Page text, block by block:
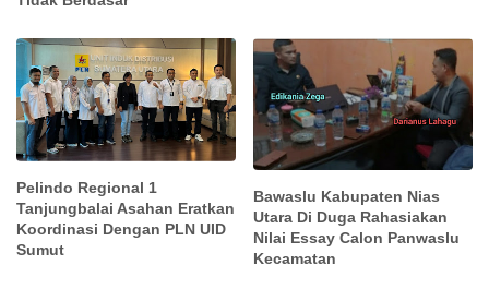
Pelindo Regional 1
Tanjungbalai Asahan Eratkan
Koordinasi Dengan PLN UID
Sumut
Bawaslu Kabupaten Nias
Utara Di Duga Rahasiakan
Nilai Essay Calon Panwaslu
Kecamatan